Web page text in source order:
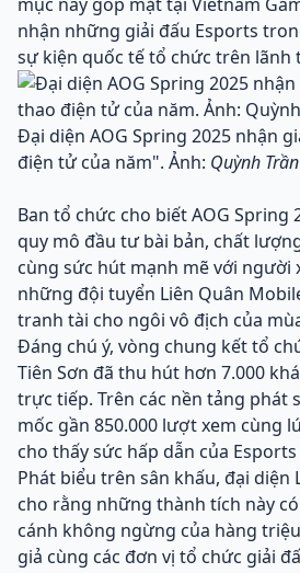
nhận những giải đấu Esports
sự kiện quốc tế tổ chức trên lãnh
Đại diện AOG Spring 2025 nhận
điện tử của năm". Ảnh: Quỳnh Trần
Ban tổ chức cho biết AOG Spring
quy mô đầu tư bài bản, chất
cùng sức hút mạnh mẽ với người
những đội tuyển Liên Quân
tranh tài cho ngôi vô địch của
Đáng chú ý, vòng chung kết tổ
Tiên Sơn đã thu hút hơn 7.000
trực tiếp. Trên các nền tảng phát
mốc gần 850.000 lượt xem cùng
cho thấy sức hấp dẫn của Esports
Phát biểu trên sân khấu, đại diện
cho rằng những thành tích này
cánh không ngừng của hàng
giả cùng các đơn vị tổ chức giải